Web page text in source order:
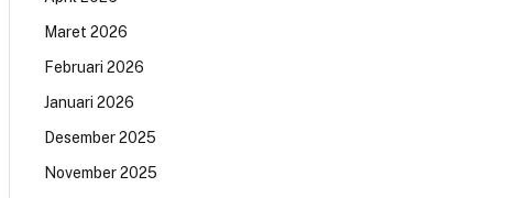
Maret 2026
Februari 2026
Januari 2026
Desember 2025
November 2025